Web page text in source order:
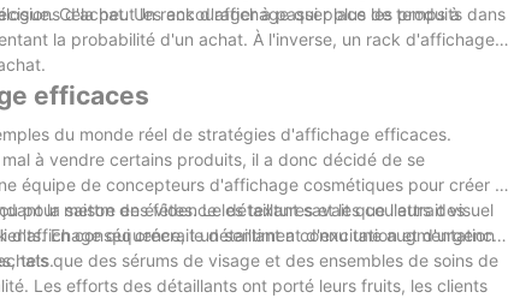
Cela peut les encourager à passer plus de temps à
d'achat. Un rack d'affichage qui place les produits dans
la probabilité d'un achat. À l'inverse, un rack d'affichage
efficaces
du monde réel de stratégies d'affichage efficaces.
à vendre certains produits, il a donc décidé de se
équipe de concepteurs d'affichage cosmétiques pour créer un
pour mettre en évidence les textures et les couleurs des
En conséquence, le détaillant a connu une augmentation
la saison des fêtes. Le détaillant savait que l'attrait visuel
qui créerait un sentiment d'excitation et d'urgence.
tels que des sérums de visage et des ensembles de soins de
Les efforts des détaillants ont porté leurs fruits, les clients